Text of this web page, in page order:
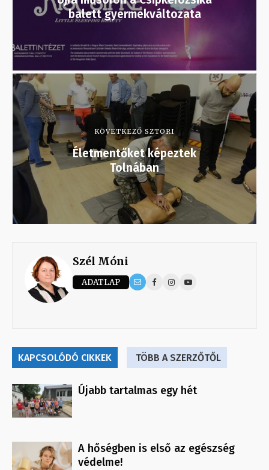
balett gyermekváltozata
KÖVETKEZŐ SZTORI
Életmentőket képeztek
Tolnában
Szél Móni
ADATLAP
KAPCSOLÓDÓ CIKKEK TÖBB A SZERZŐTŐL
Újabb tartalmas egy hét
A hőségben is első az egészség
védelme!